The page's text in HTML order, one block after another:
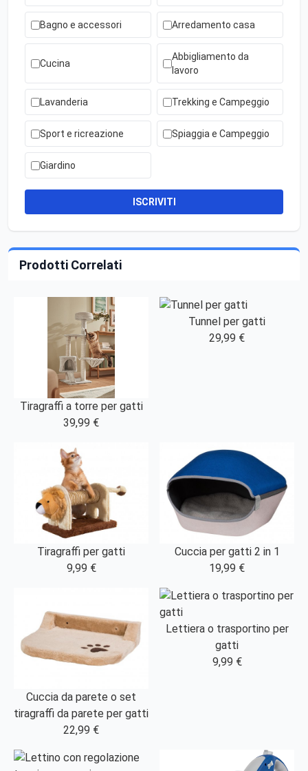
Bagno e accessori Arredamento casa
Cucina
Abbigliamento da
lavoro
Lavanderia Trekking e Campeggio
Sport e ricreazione Spiaggia e Campeggio
Giardino
ISCRIVITI
Prodotti Correlati
Tiragraffi a torre per gatti
39,99 €
Tunnel per gatti
29,99 €
Tiragraffi per gatti
9,99 €
Cuccia per gatti 2 in 1
19,99 €
Cuccia da parete o set
tiragraffi da parete per gatti
22,99 €
Lettiera o trasportino per
gatti
9,99 €